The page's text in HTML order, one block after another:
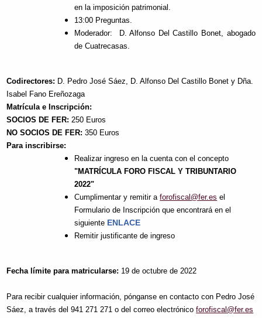
en la imposición patrimonial.
13:00 Preguntas.
Moderador: D. Alfonso Del Castillo Bonet, abogado
de Cuatrecasas.
Codirectores: D. Pedro José Sáez, D. Alfonso Del Castillo Bonet y Dña.
Isabel Fano Ereñozaga
Matrícula e Inscripción:
SOCIOS DE FER:250 Euros
NO SOCIOS DE FER:350 Euros
Para inscribirse:
Realizar ingreso en la cuenta con el concepto
"MATRÍCULA FORO FISCAL Y TRIBUNTARIO
2022"
Cumplimentar y remitir aforofiscal@fer.es el
Formulario de Inscripción que encontrará en el
siguiente ENLACE
Remitir justificante de ingreso
Fecha límite para matricularse: 19 de octubre de 2022
Para recibir cualquier información, pónganse en contacto con Pedro José
Sáez, a través del 941 271 271 o del correo electrónicoforofiscal@fer.es